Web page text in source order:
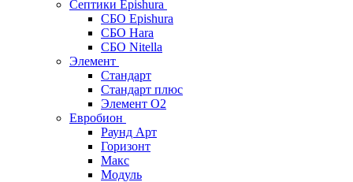
Септики Epishura
СБО Epishura
СБО Hara
СБО Nitella
Элемент
Стандарт
Стандарт плюс
Элемент О2
Евробион
Раунд Арт
Горизонт
Макс
Модуль